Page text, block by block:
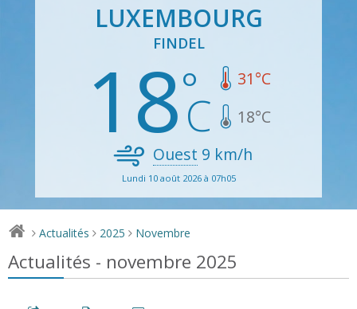
LUXEMBOURG
FINDEL
18 31°C
18°C
Ouest 9 km/h
Lundi 10 août 2026 à 07h05
> Actualités > 2025 > Novembre
Actualités - novembre 2025